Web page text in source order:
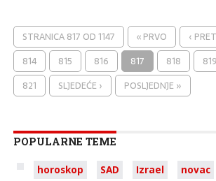
STRANICA 817 OD 1147 « PRVO ‹
814
815 816 817 818 819
821
SLJEDEĆE › POSLJEDNJE »
POPULARNE TEME
horoskop SAD Izrael novac